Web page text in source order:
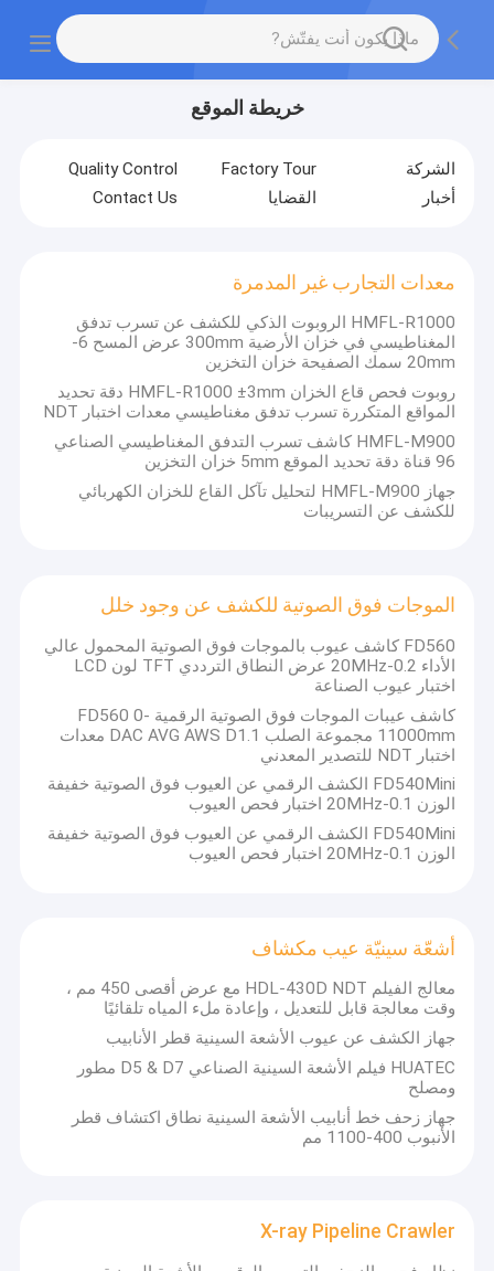
خريطة الموقع
الشركة Factory Tour
Quality Control
أخبار
القضايا Contact Us
معدات التجارب غير المدمرة
HMFL-R1000 الروبوت الذكي للكشف عن تسرب تدفق
المغناطيسي في خزان الأرضية 300mm عرض المسح 6-
20mm سمك الصفيحة خزان التخزين
روبوت فحص قاع الخزان HMFL-R1000 ±3mm دقة تحديد
المواقع المتكررة تسرب تدفق مغناطيسي معدات اختبار NDT
HMFL-M900 كاشف تسرب التدفق المغناطيسي الصناعي
96 قناة دقة تحديد الموقع 5mm خزان التخزين
جهاز HMFL-M900 لتحليل تآكل القاع للخزان الكهربائي
للكشف عن التسريبات
الموجات فوق الصوتية للكشف عن وجود خلل
FD560 كاشف عيوب بالموجات فوق الصوتية المحمول عالي
الأداء 0.2-20MHz عرض النطاق الترددي TFT لون LCD
اختبار عيوب الصناعة
كاشف عيبات الموجات فوق الصوتية الرقمية FD560 0-
11000mm مجموعة الصلب DAC AVG AWS D1.1 معدات
اختبار NDT للتصدير المعدني
FD540Mini الكشف الرقمي عن العيوب فوق الصوتية خفيفة
الوزن 0.1-20MHz اختبار فحص العيوب
FD540Mini الكشف الرقمي عن العيوب فوق الصوتية خفيفة
الوزن 0.1-20MHz اختبار فحص العيوب
أشعّة سينيّة عيب مكشاف
معالج الفيلم HDL-430D NDT مع عرض أقصى 450 مم ،
وقت معالجة قابل للتعديل ، وإعادة ملء المياه تلقائيًا
جهاز الكشف عن عيوب الأشعة السينية قطر الأنابيب
HUATEC فيلم الأشعة السينية الصناعي D5 & D7 مطور
ومصلح
جهاز زحف خط أنابيب الأشعة السينية نطاق اكتشاف قطر
الأنبوب 400-1100 مم
X-ray Pipeline Crawler